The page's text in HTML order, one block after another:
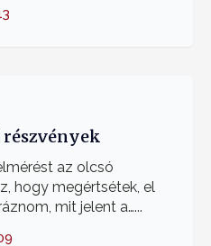
részvények
az olcsó
hogy megértsétek, el
mit jelent a…...